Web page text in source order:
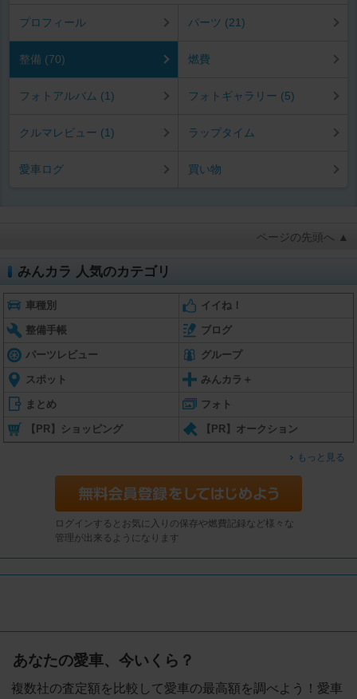
プロフィール パーツ (21)
整備 (70) 燃費
フォトアルバム (1) フォトギャラリー (5)
クルマレビュー (1) ラップタイム
愛車ログ 買い物
ページの先頭へ ▲
みんカラ 人気のカテゴリ
車種別 イイね！
整備手帳 ブログ
パーツレビュー グループ
スポット みんカラ＋
まとめ フォト
【PR】ショッピング 【PR】オークション
もっと見る
ログインするとお気に入りの保存や燃費記録など様々な
管理が出来るようになります
あなたの愛車、今いくら？
複数社の査定額を比較して愛車の最高額を調べよう！愛車